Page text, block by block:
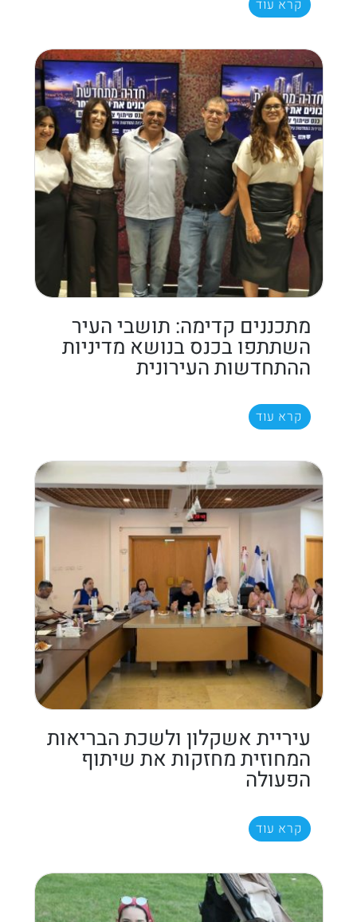
קרא עוד
מתכננים קדימה: תושבי העיר
השתתפו בכנס בנושא מדיניות
ההתחדשות העירונית
קרא עוד
עיריית אשקלון ולשכת הבריאות
המחוזית מחזקות את שיתוף
הפעולה
קרא עוד